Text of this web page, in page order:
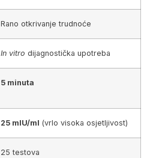
Rano otkrivanje trudnoće
In vitro dijagnostička upotreba
5 minuta
25 mIU/ml (vrlo visoka osjetljivost)
25 testova